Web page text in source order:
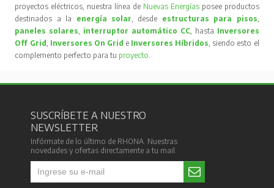
proyectos eléctricos, nuestra línea de Nuevas Energíasposee productos
destinados a la energía solar, desde estructuras para pisos,
paneles solares, interruptor automático CC, hasta Inversores
Off Grid, Inversores On Grid e Inversores Híbridos, siendo esto el
complemento perfecto para tu proyecto.
SUSCRÍBETE A NUESTRO
NEWSLETTER
Infórmate de lo último de RHONA. Nuestras
novedades y ofertas directamente a tu mail.